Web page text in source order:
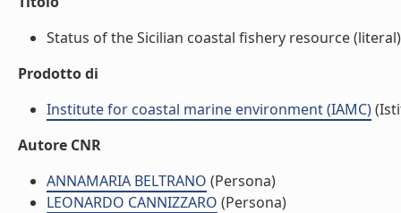
Status of the Sicilian coastal fishery resource (literal)
Prodotto di
Institute for coastal marine environment (IAMC)
Autore CNR
ANNAMARIA BELTRANO (Persona)
LEONARDO CANNIZZARO (Persona)